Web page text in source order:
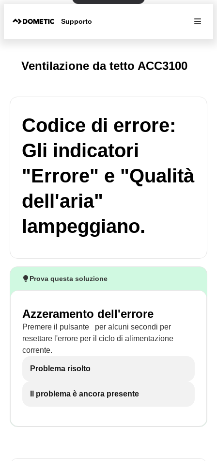
Supporto
Ventilazione da tetto ACC3100
Codice di errore:
Gli indicatori
"Errore" e "Qualità
dell'aria"
lampeggiano.
Prova questa soluzione
Azzeramento dell'errore
Premere il pulsante
per alcuni secondi per
resettare l'errore per il ciclo di alimentazione
corrente.
Problema risolto
Il problema è ancora presente